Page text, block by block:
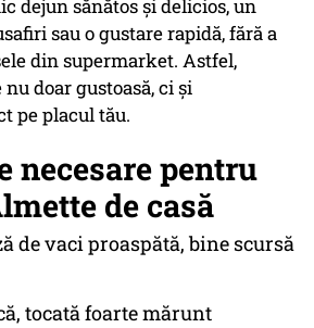
dejun sănătos și delicios, un
sau o gustare rapidă, fără a
din supermarket. Astfel,
doar gustoasă, ci și
pe placul tău.
necesare pentru
de casă
de vaci proaspătă, bine scursă
tocată foarte mărunt